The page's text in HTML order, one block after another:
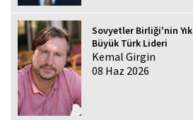
Sovyetler Birliği'nin
Büyük Türk Lideri
Kemal Girgin
08 Haz 2026